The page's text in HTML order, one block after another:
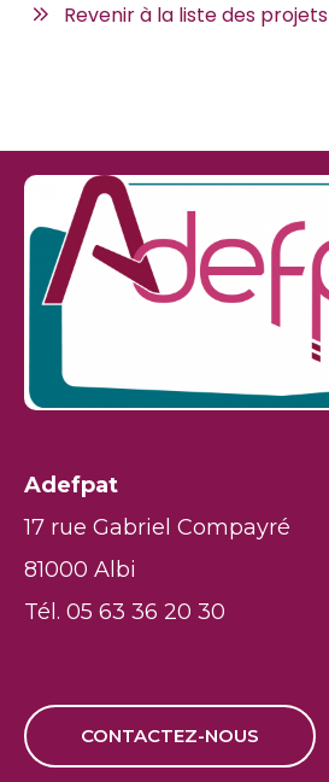
Revenir à la liste des projets
Adefpat
17 rue Gabriel Compayré
81000 Albi
Tél. 05 63 36 20 30
CONTACTEZ-NOUS